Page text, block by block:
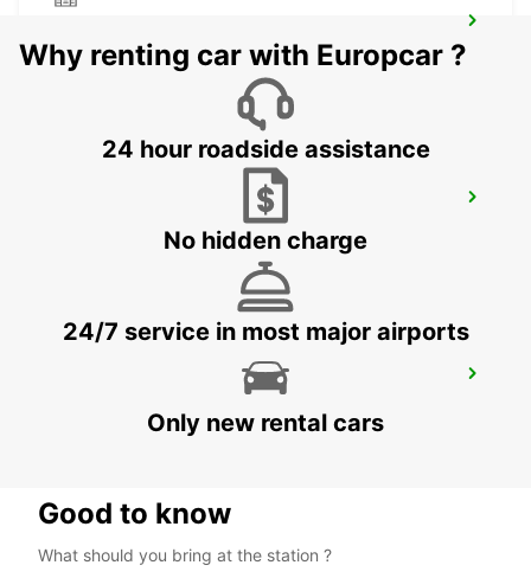
BORLANGE - SWEDEN
FALUN - SWEDEN
FALUN TRAIN STATION
Why renting car with Europcar ?
24 hour roadside assistance
No hidden charge
24/7 service in most major airports
Only new rental cars
Good to know
What should you bring at the station ?